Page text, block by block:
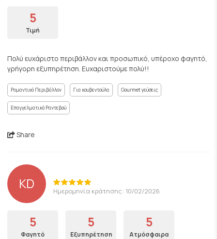
5
Τιμή
Πολύ ευχάριστο περιβάλλον και προσωπικό, υπέροχο φαγητό,
γρήγορη εξυπηρέτηση. Ευχαριστούμε πολύ!!
Ρομαντικό Περιβάλλον Για κουβεντούλα Gourmet γεύσεις
Επαγγελματικό Ραντεβού
Share
KD Ημερομηνία κράτησης: 10/02/2026
5
Φαγητό
5
Εξυπηρέτηση
5
Ατμόσφαιρα